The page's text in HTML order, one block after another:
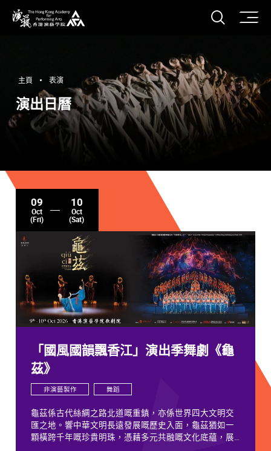
打開
主頁 表演
演出日曆
09
Oct
(Fri)
10
Oct
(Sat)
「國風國韻飄香江」演出季舞劇《龜
茲》
非演藝製作 舞蹈
龜茲係古代絲綢之路北道嘅重鎮，亦係世界四大文明交
匯之地。響中華文明長遠發展嘅歷史入面，龜茲猶如一
顆橫跨千年嘅珍貴明珠，憑藉多元共融嘅文化底蘊，展